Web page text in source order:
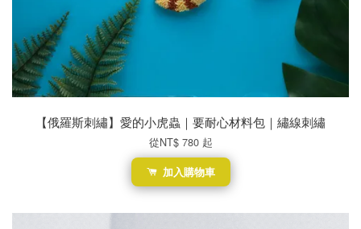
【俄羅斯刺繡】愛的小虎蟲｜要耐心材料包｜繡線刺繡
從NT$ 780 起
加入購物車